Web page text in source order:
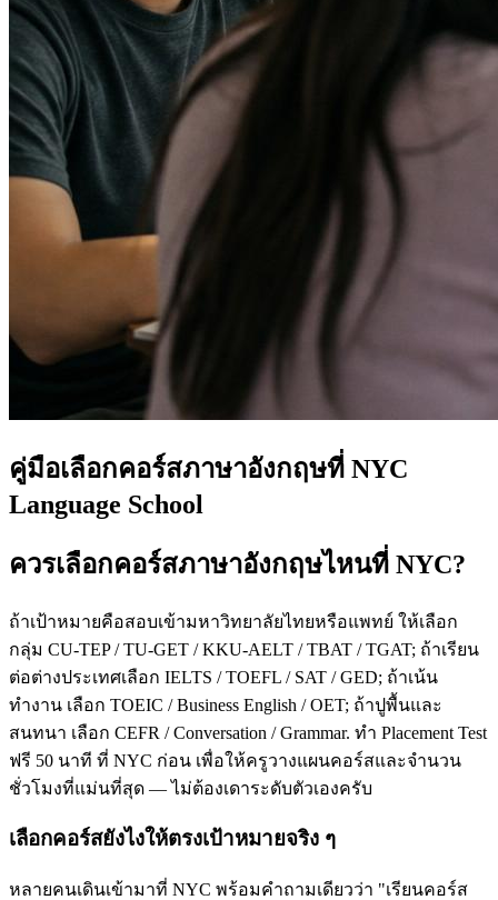
คู่มือเลือกคอร์สภาษาอังกฤษที่ NYC
Language School
ควรเลือกคอร์สภาษาอังกฤษไหนที่ NYC?
ถ้าเป้าหมายคือสอบเข้ามหาวิทยาลัยไทยหรือแพทย์ ให้เลือก
กลุ่ม CU-TEP / TU-GET / KKU-AELT / TBAT / TGAT; ถ้าเรียน
ต่อต่างประเทศเลือก IELTS / TOEFL / SAT / GED; ถ้าเน้น
ทำงาน เลือก TOEIC / Business English / OET; ถ้าปูพื้นและ
สนทนา เลือก CEFR / Conversation / Grammar. ทำ Placement Test
ฟรี 50 นาที ที่ NYC ก่อน เพื่อให้ครูวางแผนคอร์สและจำนวน
ชั่วโมงที่แม่นที่สุด — ไม่ต้องเดาระดับตัวเองครับ
เลือกคอร์สยังไงให้ตรงเป้าหมายจริง ๆ
หลายคนเดินเข้ามาที่ NYC พร้อมคำถามเดียวว่า "เรียนคอร์ส